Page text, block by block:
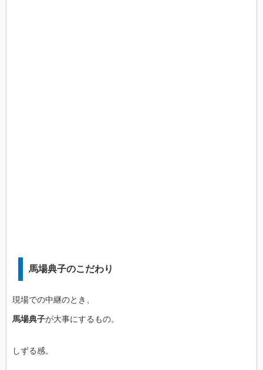
馬場典子のこだわり
現場での中継のとき、
馬場典子が大事にするもの。
しずる感。